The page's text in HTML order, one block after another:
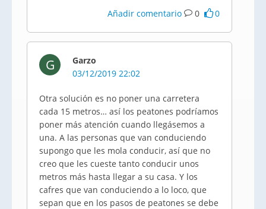
Añadir comentario 0 0
G
Garzo
03/12/2019 22:02
Otra solución es no poner una carretera
cada 15 metros… así los peatones podríamos
poner más atención cuando llegásemos a
una. A las personas que van conduciendo
supongo que les mola conducir, así que no
creo que les cueste tanto conducir unos
metros más hasta llegar a su casa. Y los
cafres que van conduciendo a lo loco, que
sepan que en los pasos de peatones se debe